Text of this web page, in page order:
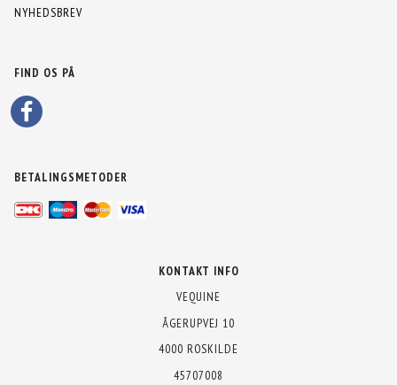
NYHEDSBREV
FIND OS PÅ
BETALINGSMETODER
KONTAKT INFO
VEQUINE
ÅGERUPVEJ 10
4000 ROSKILDE
45707008